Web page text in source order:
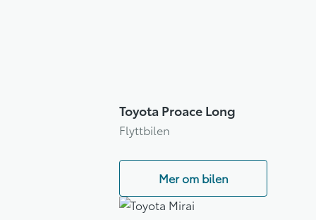
Toyota Proace Long
Flyttbilen
Mer om bilen